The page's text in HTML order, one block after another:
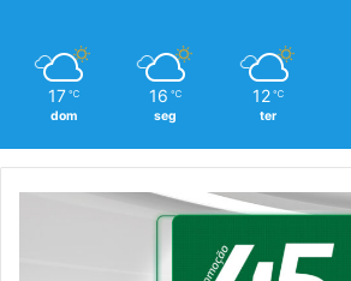
17 ℃
dom
16 ℃
seg
12 ℃
ter